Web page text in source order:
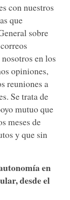
con nuestros
que
sobre
en los
opiniones,
reuniones a
Se trata de
mutuo que
meses de
y que sin
en
desde el